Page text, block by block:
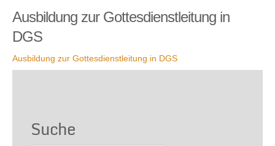
Ausbildung zur Gottesdienstleitung in
DGS
Ausbildung zur Gottesdienstleitung in DGS
Suche